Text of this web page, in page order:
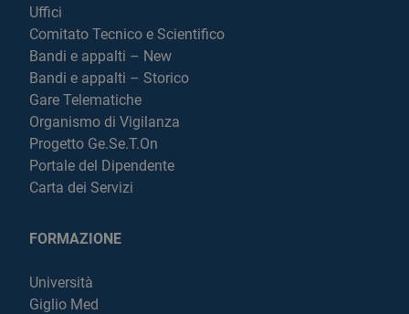
Uffici
Comitato Tecnico e Scientifico
Bandi e appalti – New
Bandi e appalti – Storico
Gare Telematiche
Organismo di Vigilanza
Progetto Ge.Se.T.On
Portale del Dipendente
Carta dei Servizi
FORMAZIONE
Università
Giglio Med